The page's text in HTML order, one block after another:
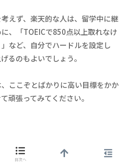
えず、楽天的な人は、留学中に継
、「TOEICで850点以上取れなけ
など、自分でハードルを設定し
るのもよいでしょう。
ここぞとばかりに高い目標をかか
頑張ってみてください。
受ける
目次へ